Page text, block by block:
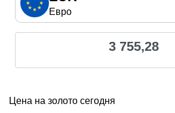
Евро
3 755,28
Цена на золото сегодня